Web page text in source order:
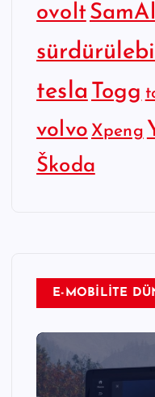
ovolt
tesla Togg
volvo Xpeng
Škoda
E-MOBİLİTE